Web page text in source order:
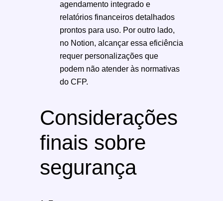
agendamento integrado e
relatórios financeiros detalhados
prontos para uso. Por outro lado,
no Notion, alcançar essa eficiência
requer personalizações que
podem não atender às normativas
do CFP.
Considerações
finais sobre
segurança